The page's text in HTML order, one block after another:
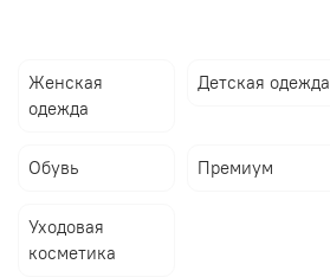
Женская
одежда
Детская одежда
Обувь Премиум
Уходовая
косметика